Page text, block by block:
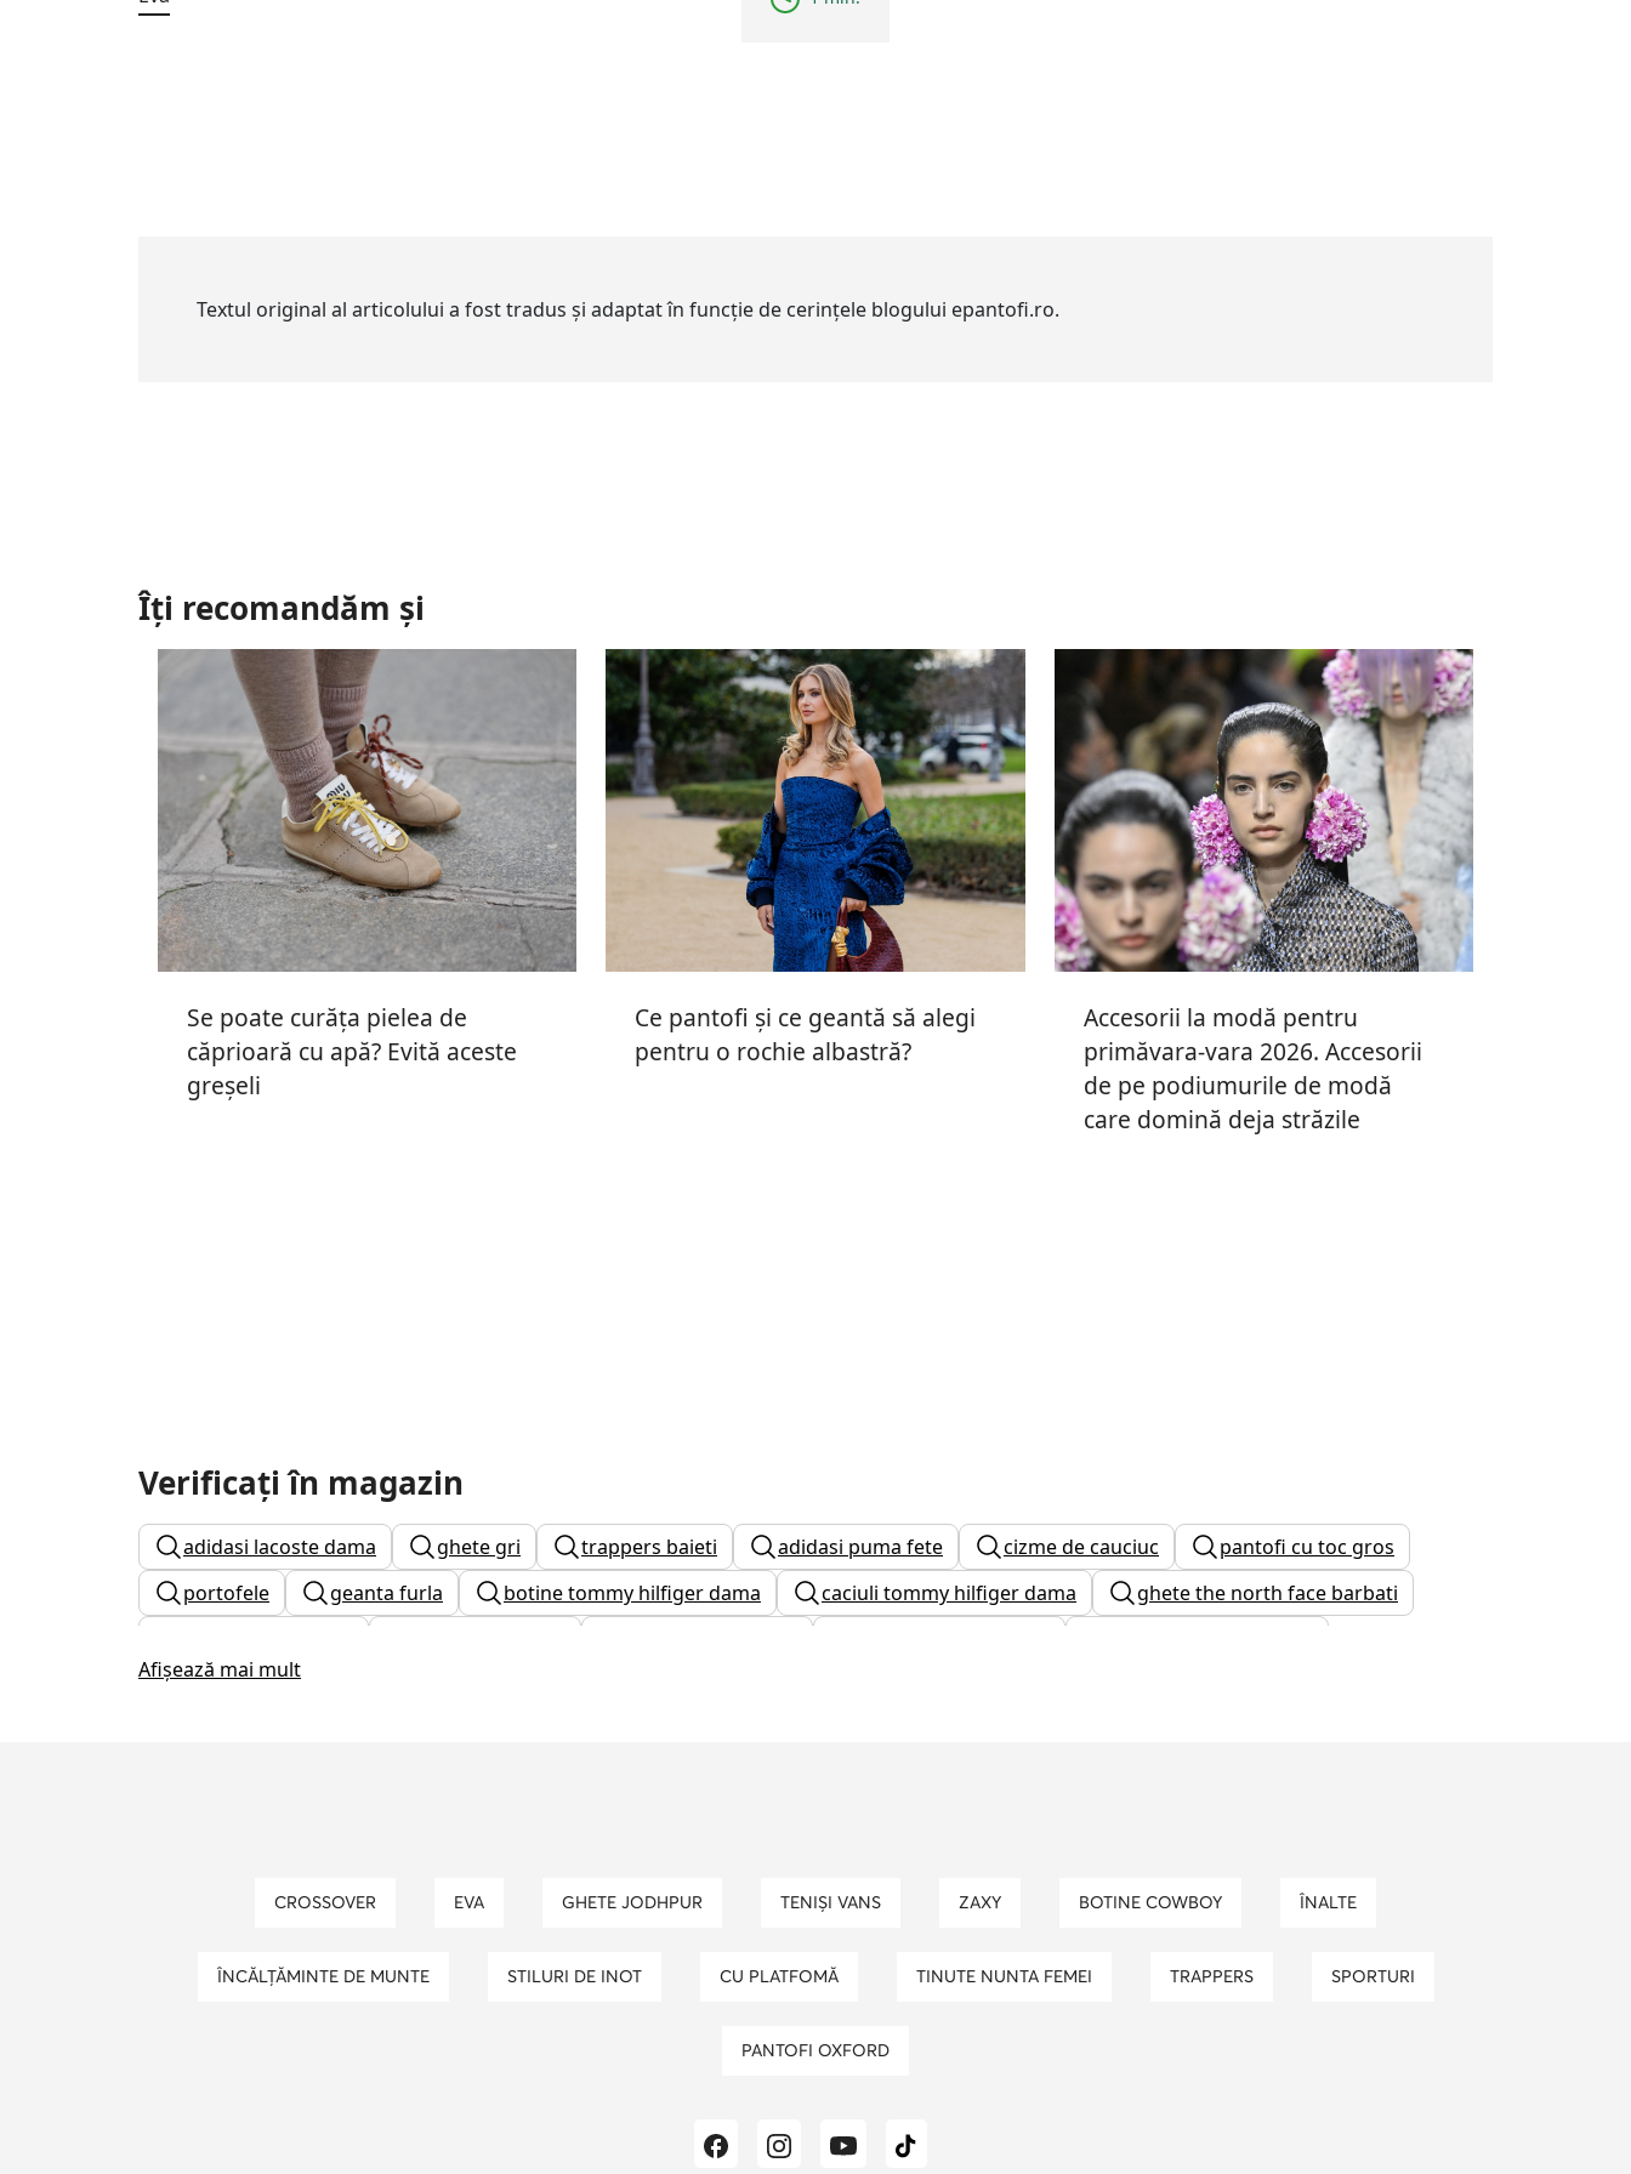
Textul original al articolului a fost tradus și adaptat în funcție de cerințele blogului epantofi.ro.
Îți recomandăm și
Se poate curăța pielea de
căprioară cu apă? Evită aceste
greșeli
Ce pantofi și ce geantă să alegi
pentru o rochie albastră?
Accesorii la modă pentru
primăvara-vara 2026. Accesorii
de pe podiumurile de modă
care domină deja străzile
Verificați în magazin
adidasi lacoste dama ghete gri trappers baieti adidasi puma fete cizme de cauciuc
pantofi cu toc gros
portofele
geanta furla botine tommy hilfiger dama caciuli tommy hilfiger dama
ghete the north face barbati
ochelari de soare dama
Afișează mai mult
CROSSOVER EVA GHETE JODHPUR TENIȘI VANS ZAXY BOTINE COWBOY ÎNALTE
ÎNCĂLȚĂMINTE DE MUNTE STILURI DE INOT CU PLATFOMĂ TINUTE NUNTA FEMEI TRAPPERS SPORTURI
PANTOFI OXFORD